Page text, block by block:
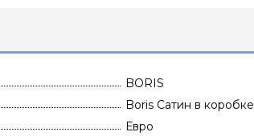
BORIS
Boris Сатин в коробке
Евро